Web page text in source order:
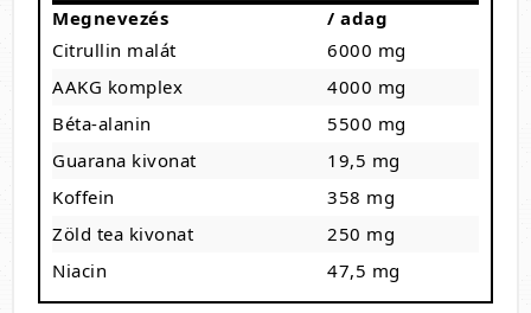
Megnevezés
/ adag
Citrullin malát
6000 mg
AAKG komplex
4000 mg
Béta-alanin
5500 mg
Guarana kivonat
19,5 mg
Koffein
358 mg
Zöld tea kivonat
250 mg
Niacin
47,5 mg